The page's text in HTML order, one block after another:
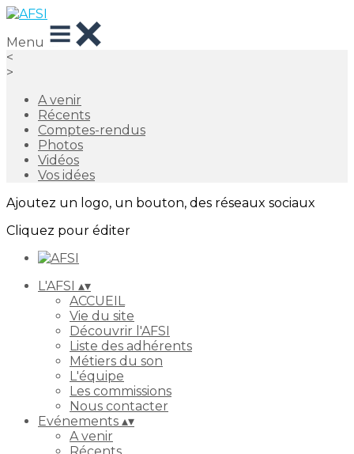
Menu
<
>
A venir
Récents
Comptes-rendus
Photos
Vidéos
Vos idées
Ajoutez un logo, un bouton, des réseaux sociaux
Cliquez pour éditer
L'AFSI ▴▾
ACCUEIL
Vie du site
Découvrir l'AFSI
Liste des adhérents
Métiers du son
L'équipe
Les commissions
Nous contacter
Evénements ▴▾
A venir